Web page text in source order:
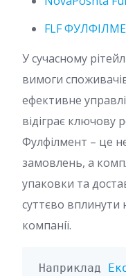
FLF
У сучасному
вимоги
ефективне
відіграє ключову
Фулфілмент – це
замовлень, а
упаковки та
суттєво вплинути
компанії.
Наприклад